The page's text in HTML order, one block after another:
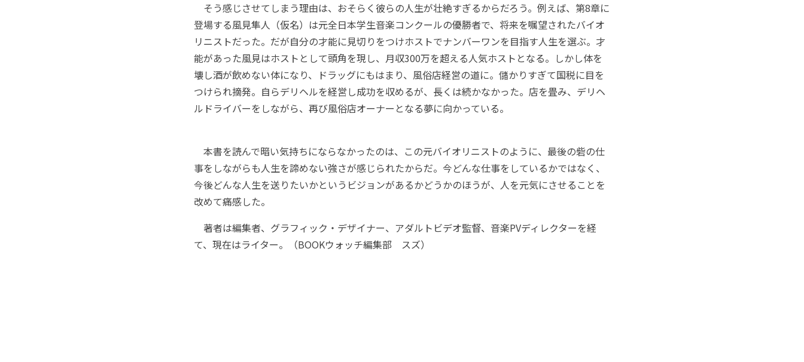
そう感じさせてしまう理由は、おそらく彼らの人生が壮絶すぎるからだろう。例えば、第8章に
登場する風見隼人（仮名）は元全日本学生音楽コンクールの優勝者で、将来を嘱望されたバイオ
リニストだった。だが自分の才能に見切りをつけホストでナンバーワンを目指す人生を選ぶ。才
能があった風見はホストとして頭角を現し、月収300万を超える人気ホストとなる。しかし体を
壊し酒が飲めない体になり、ドラッグにもはまり、風俗店経営の道に。儲かりすぎて国税に目を
つけられ摘発。自らデリヘルを経営し成功を収めるが、長くは続かなかった。店を畳み、デリヘ
ルドライバーをしながら、再び風俗店オーナーとなる夢に向かっている。
本書を読んで暗い気持ちにならなかったのは、この元バイオリニストのように、最後の砦の仕
事をしながらも人生を諦めない強さが感じられたからだ。今どんな仕事をしているかではなく、
今後どんな人生を送りたいかというビジョンがあるかどうかのほうが、人を元気にさせることを
改めて痛感した。
著者は編集者、グラフィック・デザイナー、アダルトビデオ監督、音楽PVディレクターを経
て、現在はライター。（BOOKウォッチ編集部 スズ）